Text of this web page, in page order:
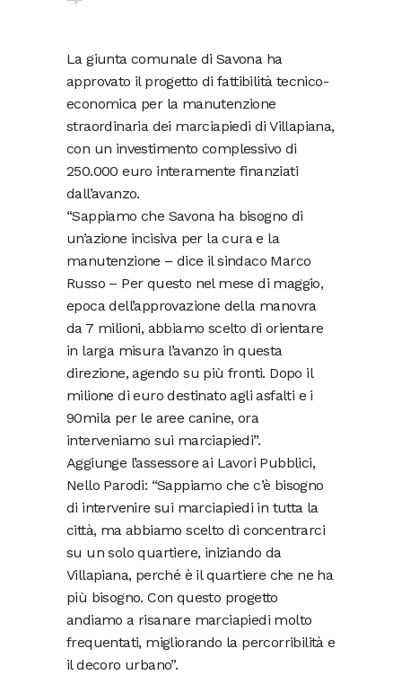
La giunta comunale di Savona ha
approvato il progetto di fattibilità tecnico-
economica per la manutenzione
straordinaria dei marciapiedi di Villapiana,
con un investimento complessivo di
250.000 euro interamente finanziati
dall’avanzo.
“Sappiamo che Savona ha bisogno di
un’azione incisiva per la cura e la
manutenzione – dice il sindaco Marco
Russo – Per questo nel mese di maggio,
epoca dell’approvazione della manovra
da 7 milioni, abbiamo scelto di orientare
in larga misura l’avanzo in questa
direzione, agendo su più fronti. Dopo il
milione di euro destinato agli asfalti e i
90mila per le aree canine, ora
interveniamo sui marciapiedi”.
Aggiunge l’assessore ai Lavori Pubblici,
Nello Parodi: “Sappiamo che c’è bisogno
di intervenire sui marciapiedi in tutta la
città, ma abbiamo scelto di concentrarci
su un solo quartiere, iniziando da
Villapiana, perché è il quartiere che ne ha
più bisogno. Con questo progetto
andiamo a risanare marciapiedi molto
frequentati, migliorando la percorribilità e
il decoro urbano”.